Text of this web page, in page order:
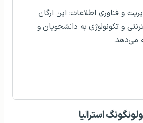
و فناوری اطلاعات: این ارگان
و تکونولوژی به دانشجویان و
می‌دهد.
استرالیا